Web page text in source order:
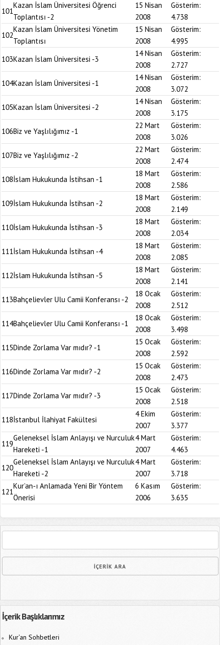
101
Kazan İslam Üniversitesi Öğrenci
Toplantısı -2
15 Nisan
2008
Gösterim:
4.738
102
Kazan İslam Üniversitesi Yönetim
Toplantısı
15 Nisan
2008
Gösterim:
4.995
103Kazan İslam Üniversitesi -3
14 Nisan
2008
Gösterim:
2.727
104Kazan İslam Üniversitesi -1
14 Nisan
2008
Gösterim:
3.072
105Kazan İslam Üniversitesi -2
14 Nisan
2008
Gösterim:
3.175
106Biz ve Yaşlılığımız -1
22 Mart
2008
Gösterim:
3.026
107Biz ve Yaşlılığımız -2
22 Mart
2008
Gösterim:
2.474
108İslam Hukukunda İstihsan -1
18 Mart
2008
Gösterim:
2.586
109İslam Hukukunda İstihsan -2
18 Mart
2008
Gösterim:
2.149
110İslam Hukukunda İstihsan -3
18 Mart
2008
Gösterim:
2.034
111İslam Hukukunda İstihsan -4
18 Mart
2008
Gösterim:
2.085
112İslam Hukukunda İstihsan -5
18 Mart
2008
Gösterim:
2.141
113Bahçelievler Ulu Camii Konferansı -2
18 Ocak
2008
Gösterim:
2.512
114Bahçelievler Ulu Camii Konferansı -1
18 Ocak
2008
Gösterim:
3.498
115Dinde Zorlama Var mıdır? -1
15 Ocak
2008
Gösterim:
2.592
116Dinde Zorlama Var mıdır? -2
15 Ocak
2008
Gösterim:
2.473
117Dinde Zorlama Var mıdır? -3
15 Ocak
2008
Gösterim:
2.518
118İstanbul İlahiyat Fakültesi
4 Ekim
2007
Gösterim:
3.377
119
Geleneksel İslam Anlayışı ve Nurculuk
Hareketi -1
4 Mart
2007
Gösterim:
4.463
120
Geleneksel İslam Anlayışı ve Nurculuk
Hareketi -2
4 Mart
2007
Gösterim:
3.718
121
Kur’an-ı Anlamada Yeni Bir Yöntem
Önerisi
6 Kasım
2006
Gösterim:
3.635
İçerik Başlıklarımız
Kur’an Sohbetleri